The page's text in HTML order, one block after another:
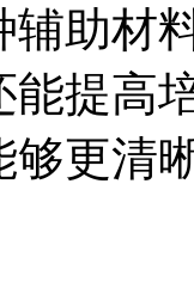
辅助材
能提高
够更清